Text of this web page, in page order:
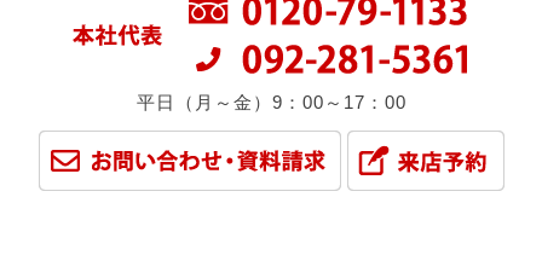
平日（月～金）9：00～17：00